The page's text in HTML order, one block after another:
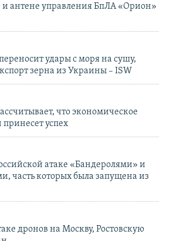
и антене управления БпЛА «Орион»
удары с моря на сушу,
зерна из Украины – ISW
что экономическое
успех
атаке «Бандеролями» и
часть которых была запущена из
дронов на Москву, Ростовскую